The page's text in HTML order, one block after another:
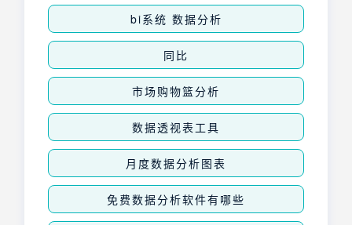
bi系统 数据分析
同比
市场购物篮分析
数据透视表工具
月度数据分析图表
免费数据分析软件有哪些